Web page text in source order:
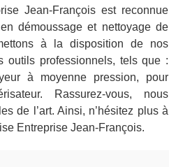
Jean-François est reconnue
démoussage et nettoyage de
à la disposition de nos
outils professionnels, tels que :
à moyenne pression, pour
Rassurez-vous, nous
de l’art. Ainsi, n’hésitez plus à
Entreprise Jean-François.